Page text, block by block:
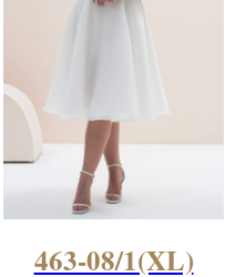
463-08/1(XL)